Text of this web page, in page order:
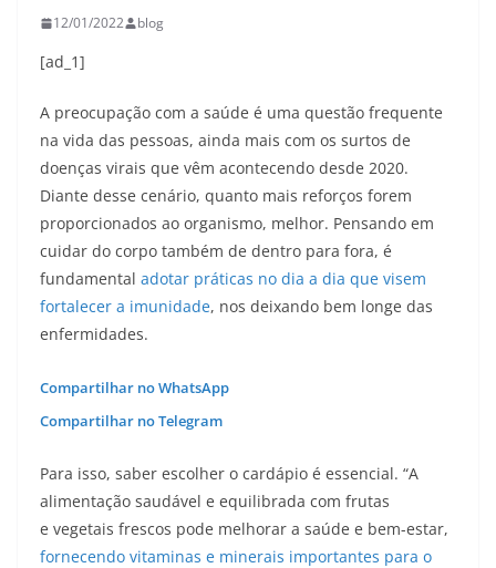
12/01/2022 blog
[ad_1]
A preocupação com a saúde é uma questão frequente
na vida das pessoas, ainda mais com os surtos de
doenças virais que vêm acontecendo desde 2020.
Diante desse cenário, quanto mais reforços forem
proporcionados ao organismo, melhor. Pensando em
cuidar do corpo também de dentro para fora, é
fundamental adotar práticas no dia a dia que visem
fortalecer a imunidade, nos deixando bem longe das
enfermidades.
Compartilhar no WhatsApp
Compartilhar no Telegram
Para isso, saber escolher o cardápio é essencial. “A
alimentação saudável e equilibrada com frutas
e vegetais frescos pode melhorar a saúde e bem-estar,
fornecendo vitaminas e minerais importantes para o